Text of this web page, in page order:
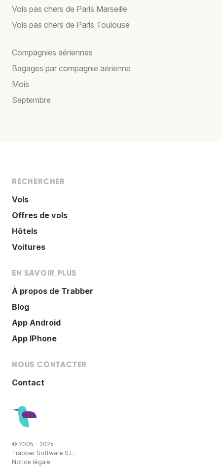
Vols pas chers de Paris Marseille
Vols pas chers de Paris Toulouse
Compagnies aériennes
Bagages par compagnie aérienne
Mois
Septembre
RECHERCHER
Vols
Offres de vols
Hôtels
Voitures
EN SAVOIR PLUS
À propos de Trabber
Blog
App Android
App IPhone
NOUS CONTACTER
Contact
© 2005 - 2026
Trabber Software S.L.
Notice légale